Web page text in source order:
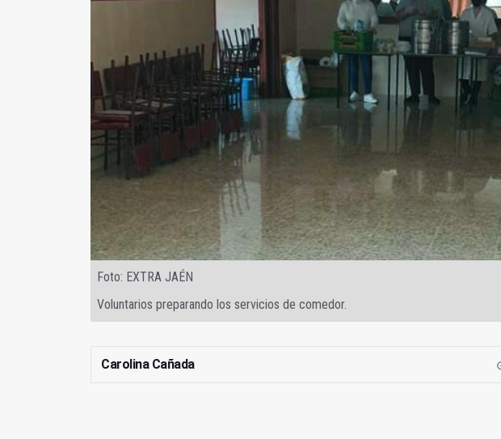
Foto: EXTRA JAÉN
Voluntarios preparando los servicios de comedor.
Carolina Cañada